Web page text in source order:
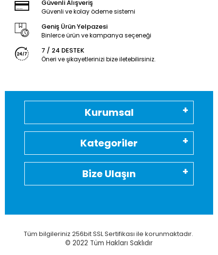
Güvenli Alışveriş
Güvenli ve kolay ödeme sistemi
Geniş Ürün Yelpazesi
Binlerce ürün ve kampanya seçeneği
7 / 24 DESTEK
Öneri ve şikayetlerinizi bize iletebilirsiniz.
Kurumsal
Kategoriler
Bize Ulaşın
Tüm bilgileriniz 256bit SSL Sertifikası ile korunmaktadır.
© 2022 Tüm Hakları Saklıdır